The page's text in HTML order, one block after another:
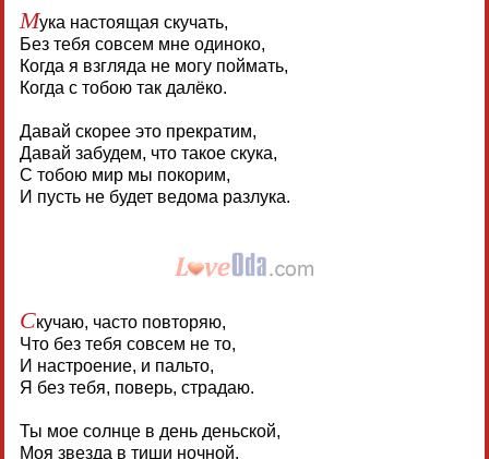
Мука настоящая скучать,
Без тебя совсем мне одиноко,
Когда я взгляда не могу поймать,
Когда с тобою так далёко.
Давай скорее это прекратим,
Давай забудем, что такое скука,
С тобою мир мы покорим,
И пусть не будет ведома разлука.
Скучаю, часто повторяю,
Что без тебя совсем не то,
И настроение, и пальто,
Я без тебя, поверь, страдаю.
Ты мое солнце в день деньской,
Моя звезда в тиши ночной,